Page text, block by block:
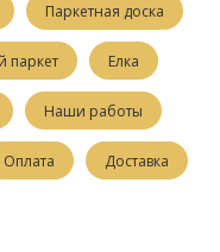
Паркетная доска
паркет Елка
Наши работы
Оплата Доставка